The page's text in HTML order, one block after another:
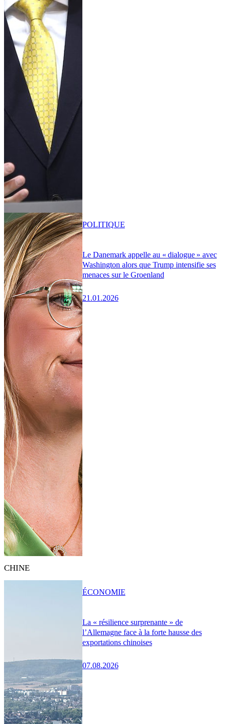
Le Danemark appelle au « dialogue » avec
Washington alors que Trump intensifie ses
menaces sur le Groenland
21.01.2026
POLITIQUE
CHINE
La « résilience surprenante » de
l’Allemagne face à la forte hausse des
exportations chinoises
07.08.2026
ÉCONOMIE